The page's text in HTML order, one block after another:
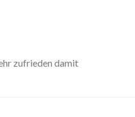
zufrieden damit